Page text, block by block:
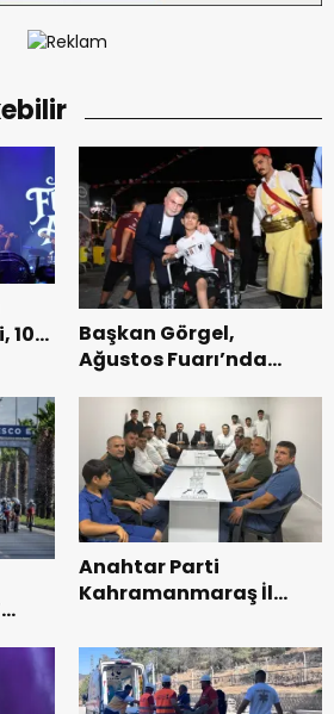
100
Başkan Görgel,
Ağustos Fuarı’nda
Vatandaşlarla
Buluştu.
Anahtar Parti
Kahramanmaraş İl
Teşkilatı ile buluştu.